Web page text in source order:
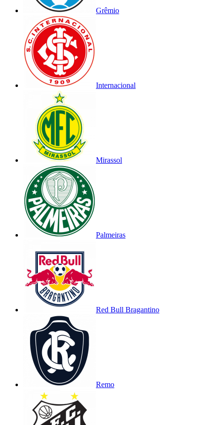
Grêmio
Internacional
Mirassol
Palmeiras
Red Bull Bragantino
Remo